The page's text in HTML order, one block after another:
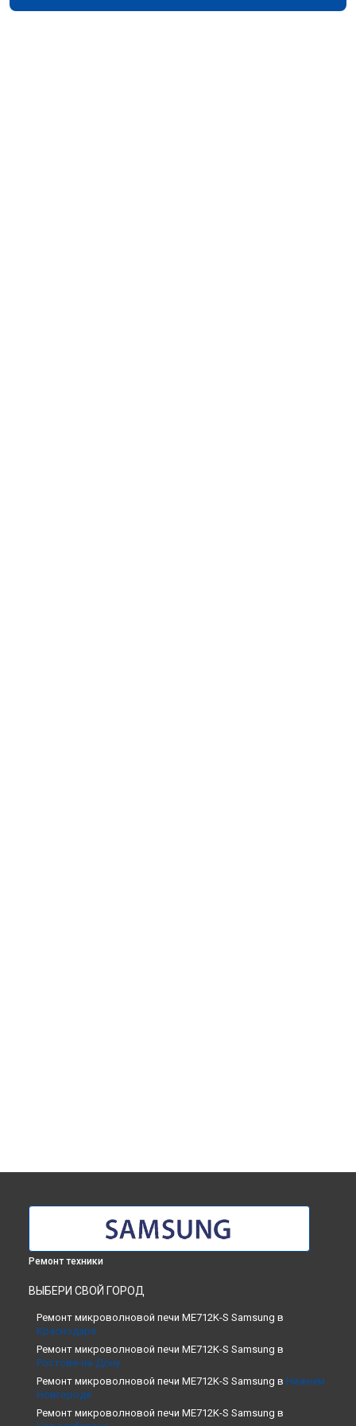
Ремонт техники
ВЫБЕРИ СВОЙ ГОРОД
Ремонт микроволновой печи ME712K-S Samsung в
Краснодаре
Ремонт микроволновой печи ME712K-S Samsung в
Ростове-на-Дону
Ремонт микроволновой печи ME712K-S Samsung в Нижнем
Новгороде
Ремонт микроволновой печи ME712K-S Samsung в